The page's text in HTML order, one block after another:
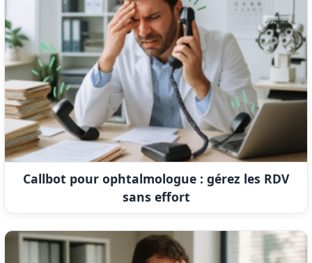
Callbot pour ophtalmologue : gérez les RDV
sans effort